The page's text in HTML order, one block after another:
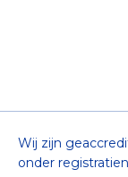
Wij zijn
onder